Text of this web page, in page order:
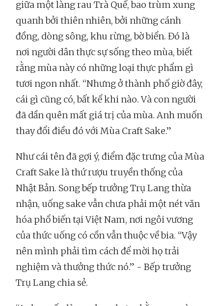
giữa một làng rau Trà Quế, bao trùm xung
quanh bởi thiên nhiên, bởi những cánh
đồng, dòng sông, khu rừng, bờ biển. Đó là
nơi người dân thực sự sống theo mùa, biết
rằng mùa này có những loại thực phẩm gì
tươi ngon nhất. “Nhưng ở thành phố giờ đây,
cái gì cũng có, bất kể khi nào. Và con người
đã dần quên mất giá trị của mùa. Anh muốn
thay đổi điều đó với Mùa Craft Sake.”
Như cái tên đã gợi ý, điểm đặc trưng của Mùa
Craft Sake là thứ rượu truyền thống của
Nhật Bản. Song bếp trưởng Trụ Lang thừa
nhận, uống sake vẫn chưa phải một nét văn
hóa phổ biến tại Việt Nam, nơi ngôi vương
của thức uống có cồn vẫn thuộc về bia. “Vậy
nên mình phải tìm cách để mời họ trải
nghiệm và thưởng thức nó.” - Bếp trưởng
Trụ Lang chia sẻ.